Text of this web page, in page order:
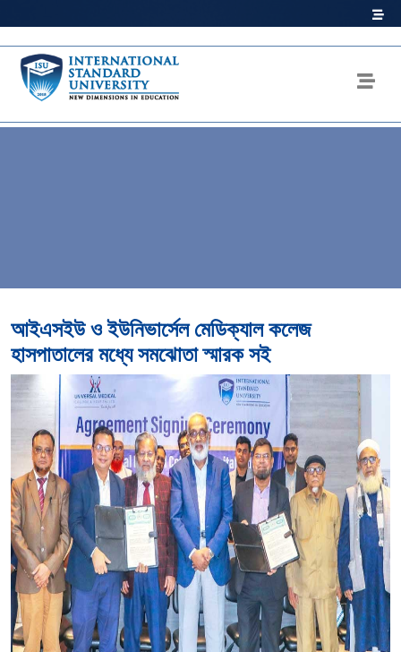
আইএসইউ ও ইউনিভার্সেল মেডিক্যাল কলেজ
হাসপাতালের মধ্যে সমঝোতা স্মারক সই